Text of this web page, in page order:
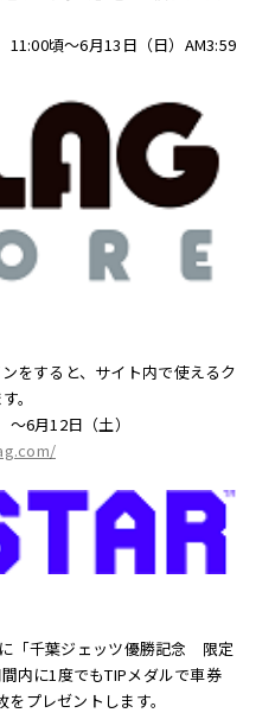
頃～6月13日（日）AM3:59
をすると、サイト内で使えるク
。
6月12日（土）
「千葉ジェッツ優勝記念 限定
内に1度でもTIPメダルで車券
プレゼントします。